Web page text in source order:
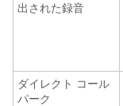
出された録音
ダイレクト コール
パーク